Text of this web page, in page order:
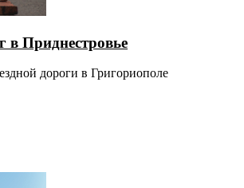
в Приднестровье
дороги в Григориополе